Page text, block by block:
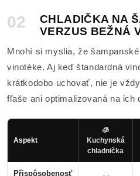
02
CHLADIČKA NA
VERZUS BEŽNÁ
Mnohí si myslia, že
vinotéke. Aj keď štandardná
krátkodobo uchovať, nie je
fľaše ani optimalizovaná na ich
Aspekt
🧊
Kuchynská
chladnička
Přispôsobenosť